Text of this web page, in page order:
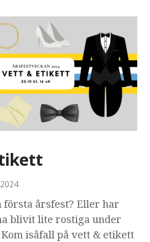
första årsfest? Eller har
blivit lite rostiga under
isåfall på vett & etikett